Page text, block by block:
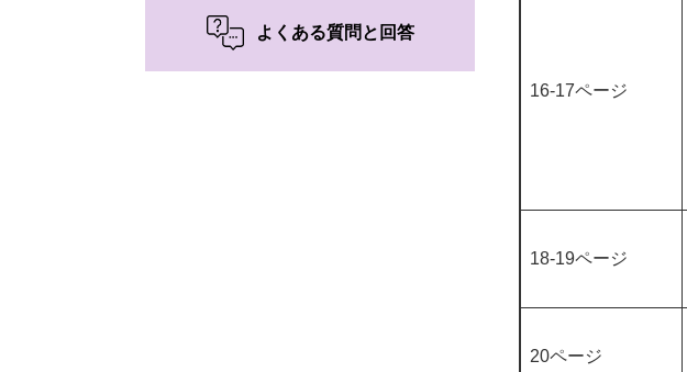
16-17ページ
18-19ページ
20ページ
よくある質問と回答